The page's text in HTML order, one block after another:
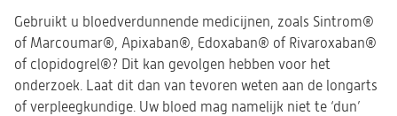
Gebruikt u bloedverdunnende medicijnen, zoals Sintrom®
of Marcoumar®, Apixaban®, Edoxaban® of Rivaroxaban®
of clopidogrel®? Dit kan gevolgen hebben voor het
onderzoek. Laat dit dan van tevoren weten aan de longarts
of verpleegkundige. Uw bloed mag namelijk niet te ‘dun’